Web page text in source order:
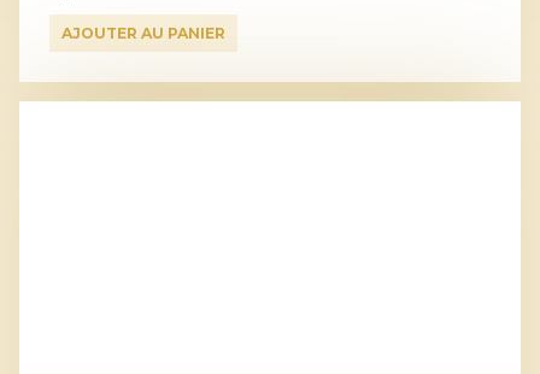
AJOUTER AU PANIER